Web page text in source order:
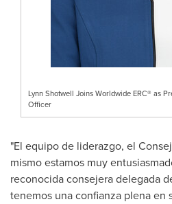
Lynn Shotwell Joins Worldwide ERC® as
Officer
"El equipo de liderazgo, el
mismo estamos muy
reconocida consejera delegada
tenemos una confianza plena en